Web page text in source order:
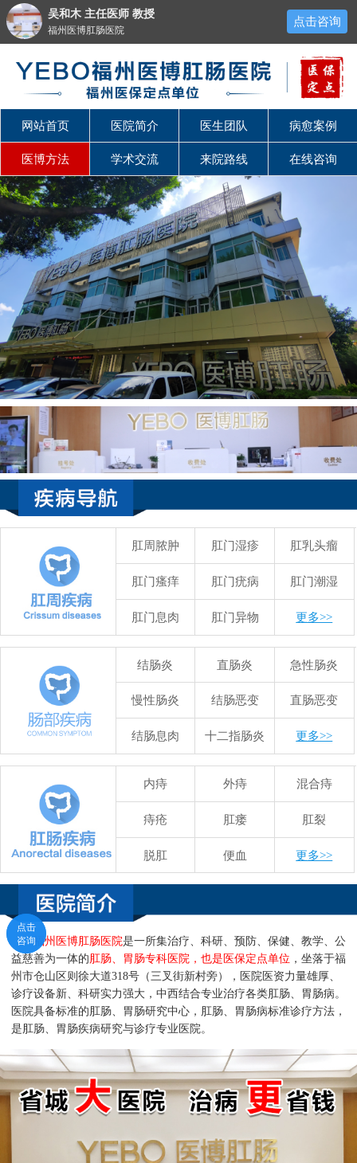
网站首页 医院简介 医生团队 病愈案例
医博方法 学术交流 来院路线 在线咨询
肛周脓肿 肛门湿疹 肛乳头瘤
肛门瘙痒 肛门疣病 肛门潮湿
肛门息肉 肛门异物 更多>>
结肠炎 直肠炎 急性肠炎
慢性肠炎 结肠恶变 直肠恶变
结肠息肉 十二指肠炎 更多>>
内痔 外痔 混合痔
痔疮 肛瘘 肛裂
脱肛 便血 更多>>
福州医博肛肠医院是一所集治疗、科研、预防、保健、教学、公
益慈善为一体的肛肠、胃肠专科医院，也是医保定点单位 ，坐落于福
州市仓山区则徐大道318号（三叉街新村旁），医院医资力量雄厚、
诊疗设备新、科研实力强大，中西结合专业治疗各类肛肠、胃肠病。
医院具备标准的肛肠、胃肠研究中心，肛肠、胃肠病标准诊疗方法，
是肛肠、胃肠疾病研究与诊疗专业医院。
点击
咨询
点击
咨询
吴和木 主任医师 教授
福州医博肛肠医院
点击咨询